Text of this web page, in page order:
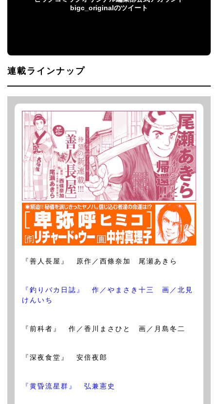
bigc_originalのツイート
連載ラインナップ
『善人長屋』 原作／西條奈加 尾瀬あきら
『釣りバカ日誌』 作／やまさき十三 画／北見
けんいち
『前科者』 作／香川まさひと 画／月島冬二
『深夜食堂』 安倍夜郎
『黄昏流星群』 弘兼憲史